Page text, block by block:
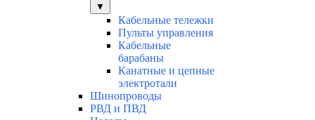
▼
Кабельные тележки
Пульты управления
Кабельные
барабаны
Канатные и цепные
электротали
Шинопроводы
РВД и ПВД